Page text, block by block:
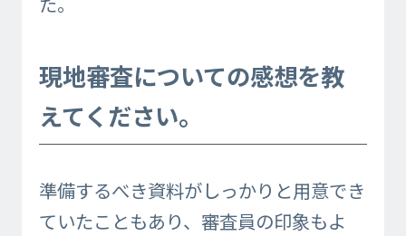
現地審査についての感想を教
えてください。
準備するべき資料がしっかりと用意でき
ていたこともあり、審査員の印象もよ